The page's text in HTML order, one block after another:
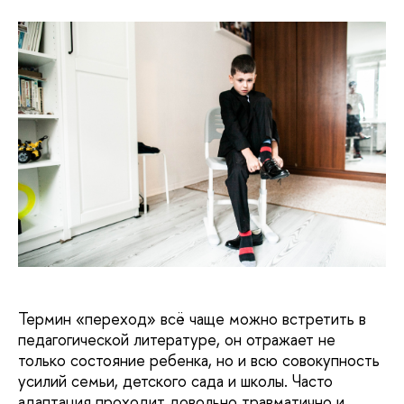
Термин «переход» всё чаще можно встретить в
педагогической литературе, он отражает не
только состояние ребенка, но и всю совокупность
усилий семьи, детского сада и школы. Часто